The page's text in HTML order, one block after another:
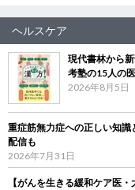
ヘルスケア
現代書林から
考塾の15人の
2026年8月5日
重症筋無力症への正しい知
配信も
2026年7月31日
【がんを生きる緩和ケア医